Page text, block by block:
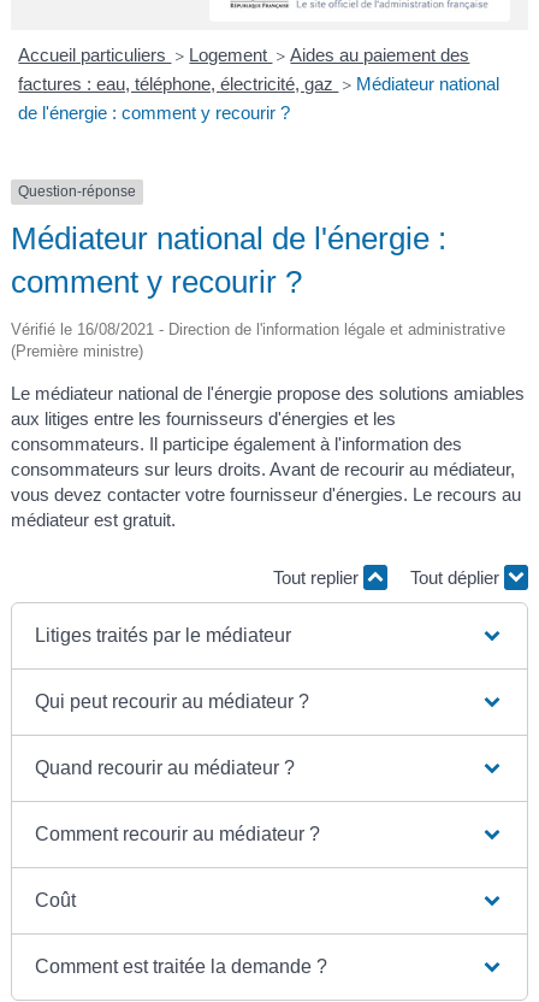
R IE
Accueil particuliers > Logement > Aides au paiement des
factures : eau, téléphone, électricité, gaz > Médiateur national
de l'énergie : comment y recourir ?
Question-réponse
Médiateur national de l'énergie :
comment y recourir ?
Vérifié le 16/08/2021 - Direction de l'information légale et administrative
(Première ministre)
Le médiateur national de l'énergie propose des solutions amiables
aux litiges entre les fournisseurs d'énergies et les
consommateurs. Il participe également à l'information des
consommateurs sur leurs droits. Avant de recourir au médiateur,
vous devez contacter votre fournisseur d'énergies. Le recours au
médiateur est gratuit.
Tout replier Tout déplier
Litiges traités par le médiateur
Qui peut recourir au médiateur ?
Quand recourir au médiateur ?
Comment recourir au médiateur ?
Coût
Comment est traitée la demande ?